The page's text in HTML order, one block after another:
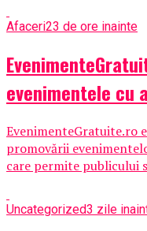
Afaceri23 de ore inainte
evenimentele cu
EvenimenteGratuite.ro
promovării
care permite publicului
Uncategorized3 zile